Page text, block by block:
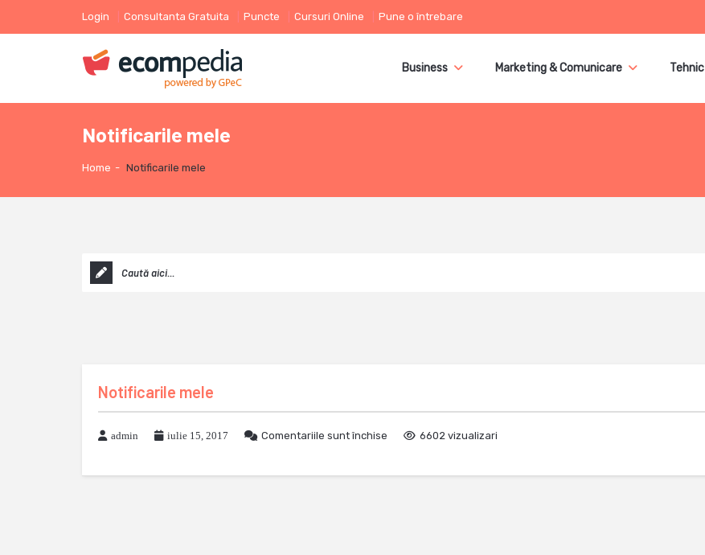
Login Consultanta Gratuita Puncte Cursuri Online Pune o întrebare
Business Marketing & Comunicare Tehnic
Notificarile mele
Home - Notificarile mele
Notificarile mele
admin iulie 15, 2017 Comentariile sunt închise 6602 vizualizari